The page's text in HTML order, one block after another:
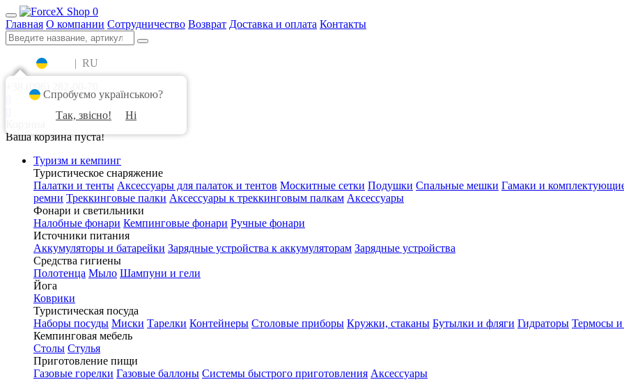
0
Главная О компании Сотрудничество Возврат Доставка и оплата Контакты
| RU
+38 (096) 282-00-70
Ваша корзина пуста!
Туризм и кемпинг
Туристическое снаряжение
Палатки и тенты Аксессуары для палаток и тентов Москитные сетки Подушки Спальные мешки Гамаки и
ремни Треккинговые палки Аксессуары к треккинговым палкам Аксессуары
Фонари и светильники
Налобные фонари Кемпинговые фонари Ручные фонари
Источники питания
Аккумуляторы и батарейки Зарядные устройства к аккумуляторам Зарядные устройства
Средства гигиены
Полотенца Мыло Шампуни и гели
Йога
Коврики
Туристическая посуда
Наборы посуды Миски Тарелки Контейнеры Столовые приборы Кружки, стаканы Бутылки и фляги Гидраторы Термосы
Кемпинговая мебель
Столы Стулья
Приготовление пищи
Газовые горелки Газовые баллоны Системы быстрого приготовления Аксессуары
Спробуємо українською?
Так, звісно!
Ні